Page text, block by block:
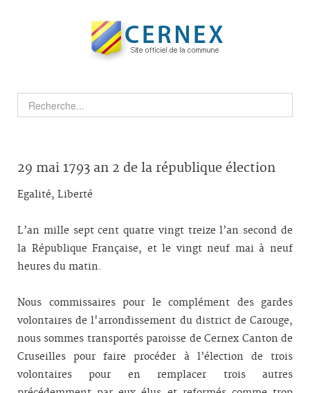
29 mai 1793 an 2 de la république élection
Egalité, Liberté
L’an mille sept cent quatre vingt treize l’an second de
la République Française, et le vingt neuf mai à neuf
heures du matin.
Nous commissaires pour le complément des gardes
volontaires de l'arrondissement du district de Carouge,
nous sommes transportés paroisse de Cernex Canton de
Cruseilles pour faire procéder à l’élection de trois
volontaires pour en remplacer trois autres